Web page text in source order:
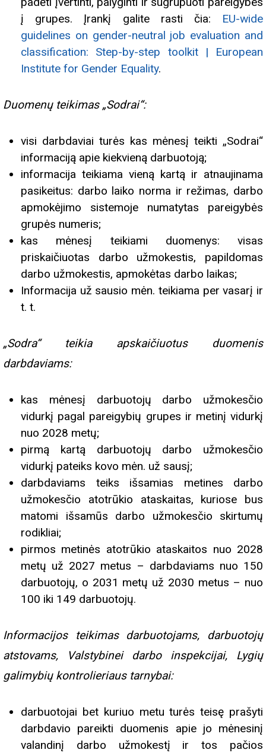
į grupes. Įrankį galite rasti čia: EU-wide
guidelines on gender-neutral job evaluation and
classification: Step-by-step toolkit | European
Institute for Gender Equality.
Duomenų teikimas „Sodrai“:
visi darbdaviai turės kas mėnesį teikti „Sodrai“
informaciją apie kiekvieną darbuotoją;
informacija teikiama vieną kartą ir atnaujinama
pasikeitus: darbo laiko norma ir režimas, darbo
apmokėjimo sistemoje numatytas pareigybės
grupės numeris;
kas mėnesį teikiami duomenys: visas
priskaičiuotas darbo užmokestis, papildomas
darbo užmokestis, apmokėtas darbo laikas;
Informacija už sausio mėn. teikiama per vasarį ir
t. t.
„Sodra“ teikia apskaičiuotus duomenis
darbdaviams:
kas mėnesį darbuotojų darbo užmokesčio
vidurkį pagal pareigybių grupes ir metinį vidurkį
nuo 2028 metų;
pirmą kartą darbuotojų darbo užmokesčio
vidurkį pateiks kovo mėn. už sausį;
darbdaviams teiks išsamias metines darbo
užmokesčio atotrūkio ataskaitas, kuriose bus
matomi išsamūs darbo užmokesčio skirtumų
rodikliai;
pirmos metinės atotrūkio ataskaitos nuo 2028
metų už 2027 metus – darbdaviams nuo 150
darbuotojų, o 2031 metų už 2030 metus – nuo
100 iki 149 darbuotojų.
Informacijos teikimas darbuotojams, darbuotojų
atstovams, Valstybinei darbo inspekcijai, Lygių
galimybių kontrolieriaus tarnybai:
darbuotojai bet kuriuo metu turės teisę prašyti
darbdavio pareikti duomenis apie jo mėnesinį
valandinį darbo užmokestį ir tos pačios